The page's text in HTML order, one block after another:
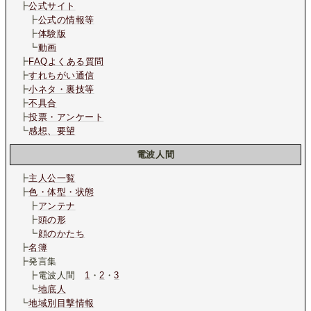
┣公式サイト
┣公式の情報等
┣体験版
┗動画
┣FAQよくある質問
┣すれちがい通信
┣小ネタ・裏技等
┣不具合
┣投票・アンケート
┗感想、要望
電波人間
┣主人公一覧
┣色・体型・状態
┣アンテナ
┣頭の形
┗顔のかたち
┣名簿
┣発言集
┣電波人間 1 ・2 ・3
┗地底人
┗地域別目撃情報